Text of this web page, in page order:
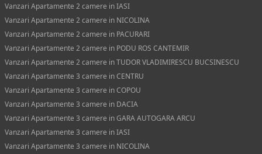
Vanzari Apartamente 2 camere in IASI
Vanzari Apartamente 2 camere in NICOLINA
Vanzari Apartamente 2 camere in PACURARI
Vanzari Apartamente 2 camere in PODU ROS CANTEMIR
Vanzari Apartamente 2 camere in TUDOR VLADIMIRESCU BUCSINESCU
Vanzari Apartamente 3 camere in CENTRU
Vanzari Apartamente 3 camere in COPOU
Vanzari Apartamente 3 camere in DACIA
Vanzari Apartamente 3 camere in GARA AUTOGARA ARCU
Vanzari Apartamente 3 camere in IASI
Vanzari Apartamente 3 camere in NICOLINA